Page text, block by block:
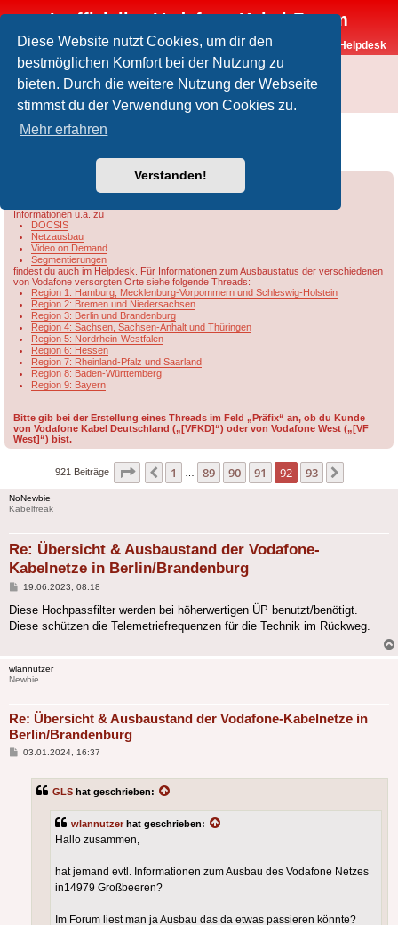
Diese Website nutzt Cookies, um dir den
bestmöglichen Komfort bei der Nutzung zu
bieten. Durch die weitere Nutzung der Webseite
stimmst du der Verwendung von Cookies zu.
Mehr erfahren
Verstanden!
Inoffizielles Vodafone-Kabel-Forum
Vodafone-Kabel-Helpdesk
FAQ
Foren-Übersicht Rund um Vodafone / Aktuelles
Übersicht & Ausbaustand der Vodafone-
Informationen u.a. zu
DOCSIS
Netzausbau
Video on Demand
Segmentierungen
findest du auch im Helpdesk. Für Informationen zum Ausbaustatus der verschiedenen
von Vodafone versorgten Orte siehe folgende Threads:
Region 1: Hamburg, Mecklenburg-Vorpommern und Schleswig-Holstein
Region 2: Bremen und Niedersachsen
Region 3: Berlin und Brandenburg
Region 4: Sachsen, Sachsen-Anhalt und Thüringen
Region 5: Nordrhein-Westfalen
Region 6: Hessen
Region 7: Rheinland-Pfalz und Saarland
Region 8: Baden-Württemberg
Region 9: Bayern
Bitte gib bei der Erstellung eines Threads im Feld „Präfix“ an, ob du Kunde
von Vodafone Kabel Deutschland („[VFKD]“) oder von Vodafone West („[VF
West]“) bist.
921 Beiträge Seite 92 von93
Vorherige
1 89 90 91 92 93
NoNewbie
Kabelfreak
Re: Übersicht & Ausbaustand der Vodafone-
Kabelnetze in Berlin/Brandenburg
Beitrag
19.06.2023, 08:18
Diese Hochpassfilter werden bei höherwertigen ÜP benutzt/benötigt.
Diese schützen die Telemetriefrequenzen für die Technik im Rückweg.
wlannutzer
Newbie
Re: Übersicht & Ausbaustand der Vodafone-Kabelnetze in
Berlin/Brandenburg
Beitrag
03.01.2024, 16:37
GLS hat geschrieben:
wlannutzer hat geschrieben:
Hallo zusammen,
hat jemand evtl. Informationen zum Ausbau des Vodafone Netzes
in14979 Großbeeren?
Im Forum liest man ja Ausbau das da etwas passieren könnte?